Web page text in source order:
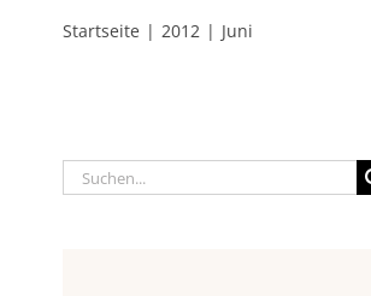
Startseite 2012 Juni
Suche
nach: